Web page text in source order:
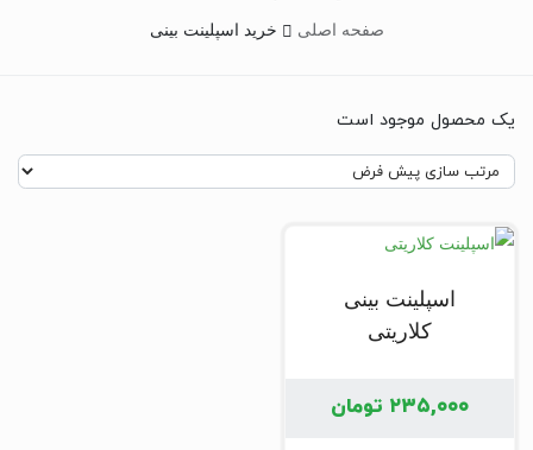
صفحه اصلی خرید اسپلینت بینی
یک محصول موجود است
اسپلینت بینی
کلاریتی
۲۳۵,۰۰۰ تومان